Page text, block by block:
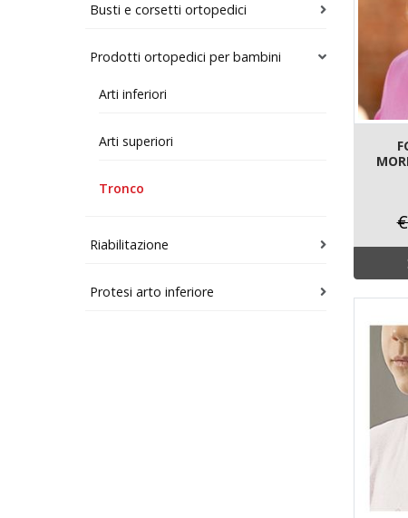
Busti e corsetti ortopedici
Prodotti ortopedici per bambini
Arti inferiori
Arti superiori
Tronco
Riabilitazione
Protesi arto inferiore